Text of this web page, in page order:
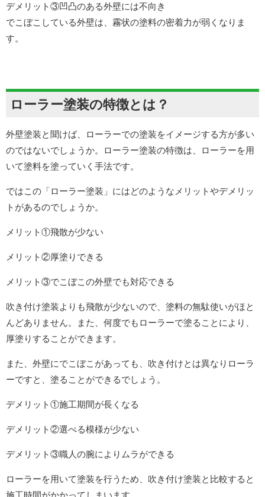
デメリット③凹凸のある外壁には不向き
でこぼこしている外壁は、霧状の塗料の密着力が弱くなりま
す。
ローラー塗装の特徴とは？
外壁塗装と聞けば、ローラーでの塗装をイメージする方が多い
のではないでしょうか。ローラー塗装の特徴は、ローラーを用
いて塗料を塗っていく手法です。
ではこの「ローラー塗装」にはどのようなメリットやデメリッ
トがあるのでしょうか。
メリット①飛散が少ない
メリット②厚塗りできる
メリット③でこぼこの外壁でも対応できる
吹き付け塗装よりも飛散が少ないので、塗料の無駄使いがほと
んどありません。また、何度でもローラーで塗ることにより、
厚塗りすることができます。
また、外壁にでこぼこがあっても、吹き付けとは異なりローラ
ーですと、塗ることができるでしょう。
デメリット①施工期間が長くなる
デメリット②選べる模様が少ない
デメリット③職人の腕によりムラができる
ローラーを用いて塗装を行うため、吹き付け塗装と比較すると
施工時間がかかってしまいます。